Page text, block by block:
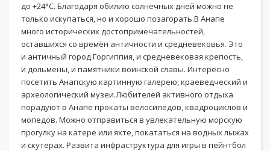
до +24°С. Благодаря обилию солнечных дней можно не
только искупаться, но и хорошо позагорать.В Анапе
много исторических достопримечательностей,
оставшихся со времён античности и средневековья. Это
и античный город Горгиппия, и средневековая крепость,
и дольмены, и памятники воинской славы. Интересно
посетить Анапскую картинную галерею, краеведческий и
археологический музеи.Любителей активного отдыха
порадуют в Анапе прокаты велосипедов, квадроциклов и
мопедов. Можно отправиться в увлекательную морскую
прогулку на катере или яхте, покататься на водных лыжах
и скутерах. Развита инфраструктура для игры в пейнтбол